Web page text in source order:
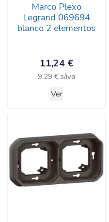
Marco Plexo
Legrand 069694
blanco 2 elementos
11,24 €
9,29 € s/iva
Ver